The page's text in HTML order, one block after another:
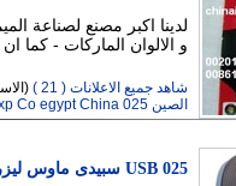
لدينا اكبر مصنع لصناعة
و الالوان الماركات - كما
شاهد جميع الاعلانات ( 21 )
الصين China International ImpExp Co egypt China 025
025 USB سبيدى ماوس ليزر